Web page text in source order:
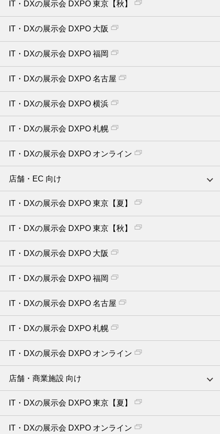
IT・DXの展示会 DXPO 東京【秋】
IT・DXの展示会 DXPO 大阪
IT・DXの展示会 DXPO 福岡
IT・DXの展示会 DXPO 名古屋
IT・DXの展示会 DXPO 横浜
IT・DXの展示会 DXPO 札幌
IT・DXの展示会 DXPO オンライン
店舗・EC 向け
IT・DXの展示会 DXPO 東京【夏】
IT・DXの展示会 DXPO 東京【秋】
IT・DXの展示会 DXPO 大阪
IT・DXの展示会 DXPO 福岡
IT・DXの展示会 DXPO 名古屋
IT・DXの展示会 DXPO 札幌
IT・DXの展示会 DXPO オンライン
店舗・商業施設 向け
IT・DXの展示会 DXPO 東京【夏】
IT・DXの展示会 DXPO オンライン